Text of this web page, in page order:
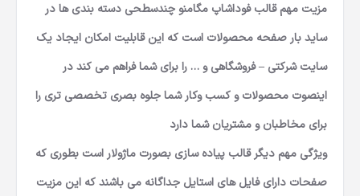
مزیت مهم قالب فوداشاپ مگامنو چندسطحی دسته بندی ها در
ساید بار صفحه محصولات است که این قابلیت امکان ایجاد یک
سایت شرکتی – فروشگاهی و … را برای شما فراهم می کند در
اینصوت محصولات و کسب وکار شما جلوه بصری تخصصی تری را
برای مخاطبان و مشتریان شما دارد
ویژگی مهم دیگر قالب پیاده سازی بصورت ماژولار است بطوری که
صفحات دارای فایل های استایل جداگانه می باشند که این مزیت